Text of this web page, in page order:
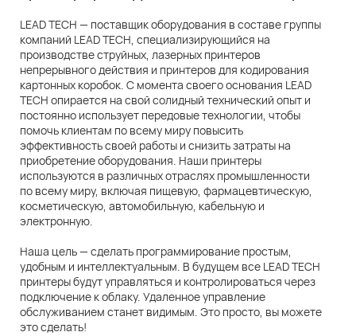
LEAD TECH — поставщик оборудования в составе группы
компаний LEAD TECH, специализирующийся на
производстве струйных, лазерных принтеров
непрерывного действия и принтеров для кодирования
картонных коробок. С момента своего основания LEAD
TECH опирается на свой солидный технический опыт и
постоянно использует передовые технологии, чтобы
помочь клиентам по всему миру повысить
эффективность своей работы и снизить затраты на
приобретение оборудования. Наши принтеры
используются в различных отраслях промышленности
по всему миру, включая пищевую, фармацевтическую,
косметическую, автомобильную, кабельную и
электронную.
Наша цель — сделать программирование простым,
удобным и интеллектуальным. В будущем все LEAD TECH
принтеры будут управляться и контролироваться через
подключение к облаку. Удаленное управление
обслуживанием станет видимым. Это просто, вы можете
это сделать!